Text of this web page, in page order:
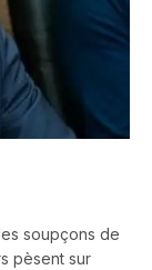
soupçons de
pèsent sur